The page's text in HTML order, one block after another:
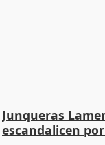
Junqueras
escandalicen